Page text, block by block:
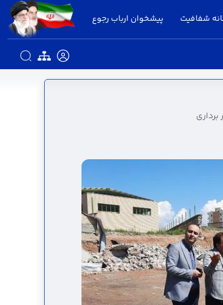
شفافیت پیشخوان ارباب رجوع
برای عملیات آوار برداری -